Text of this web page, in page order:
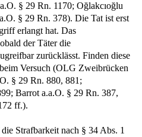
§ 29 Rn. 1170; Oğlakcıoğlu
§ 29 Rn. 378). Die Tat ist erst
erlangt hat. Das
der Täter die
zurücklässt. Finden diese
Versuch (OLG Zweibrücken
§ 29 Rn. 880, 881;
Barrot a.a.O. § 29 Rn. 387,
ff.).
Strafbarkeit nach § 34 Abs. 1